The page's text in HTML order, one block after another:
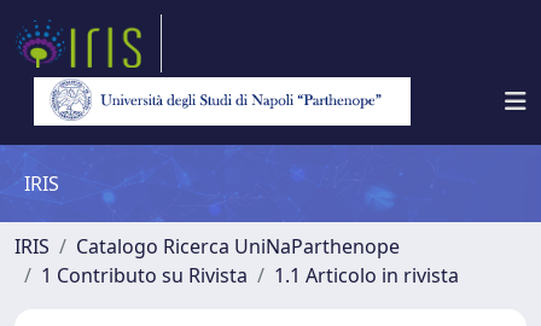
IRIS
IRIS
Catalogo Ricerca UniNaParthenope
1 Contributo su Rivista
1.1 Articolo in rivista